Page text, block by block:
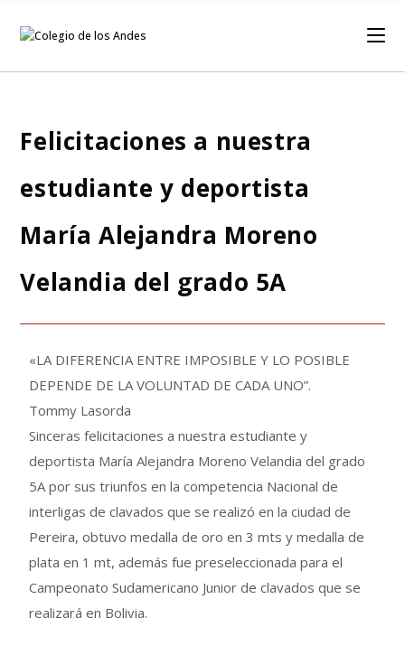
Felicitaciones a nuestra
estudiante y deportista
María Alejandra Moreno
Velandia del grado 5A
«LA DIFERENCIA ENTRE IMPOSIBLE Y LO POSIBLE
DEPENDE DE LA VOLUNTAD DE CADA UNO”.
Tommy Lasorda
Sinceras felicitaciones a nuestra estudiante y
deportista María Alejandra Moreno Velandia del grado
5A por sus triunfos en la competencia Nacional de
interligas de clavados que se realizó en la ciudad de
Pereira, obtuvo medalla de oro en 3 mts y medalla de
plata en 1 mt, además fue preseleccionada para el
Campeonato Sudamericano Junior de clavados que se
realizará en Bolivia.